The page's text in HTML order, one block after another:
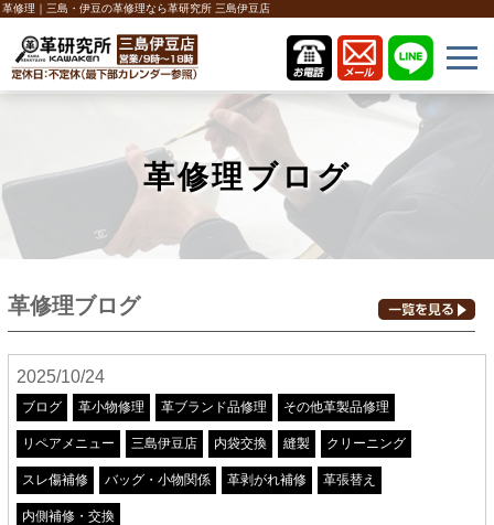
革修理｜三島・伊豆の革修理なら革研究所 三島伊豆店
革修理ブログ
革修理ブログ
2025/10/24
ブログ 革小物修理 革ブランド品修理 その他革製品修理
リペアメニュー 三島伊豆店 内袋交換 縫製 クリーニング
スレ傷補修 バッグ・小物関係 革剥がれ補修 革張替え
内側補修・交換